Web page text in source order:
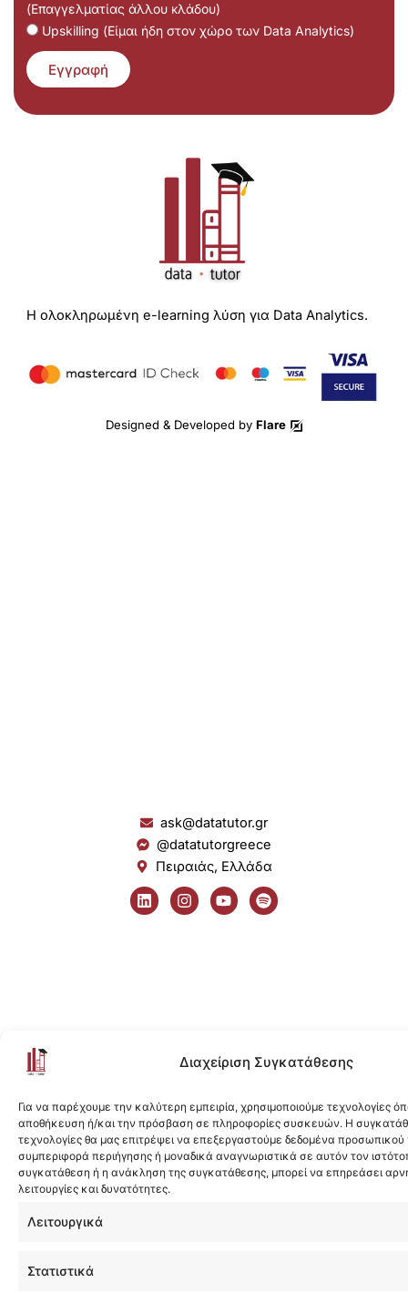
Διαχείριση Συγκατάθεσης
Για να παρέχουμε την καλύτερη εμπειρία, χρησιμοποιούμε τεχνολογίες
αποθήκευση ή/και την πρόσβαση σε πληροφορίες συσκευών. Η
τεχνολογίες θα μας επιτρέψει να επεξεργαστούμε δεδομένα
συμπεριφορά περιήγησης ή μοναδικά αναγνωριστικά σε αυτόν τον
συγκατάθεση ή η ανάκληση της συγκατάθεσης, μπορεί να επηρεάσει
λειτουργίες και δυνατότητες.
Λειτουργικά
Στατιστικά
(Επαγγελματίας άλλου κλάδου)
Upskilling (Είμαι ήδη στον χώρο των Data Analytics)
Εγγραφή
Η ολοκληρωμένη e-learning λύση για Data Analytics.
Designed & Developed by Flare
ask@datatutor.gr
@datatutorgreece
Πειραιάς, Ελλάδα
L
i
n
I
n
s
Y
o
u
S
p
o